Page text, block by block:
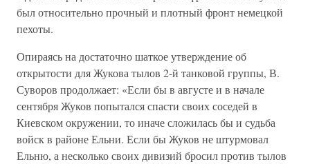
был относительно прочный и плотный фронт немецкой
пехоты.
Опираясь на достаточно шаткое утверждение об
открытости для Жукова тылов 2-й танковой группы, В.
Суворов продолжает: «Если бы в августе и в начале
сентября Жуков попытался спасти своих соседей в
Киевском окружении, то иначе сложилась бы и судьба
войск в районе Ельни. Если бы Жуков не штурмовал
Ельню, а несколько своих дивизий бросил против тылов